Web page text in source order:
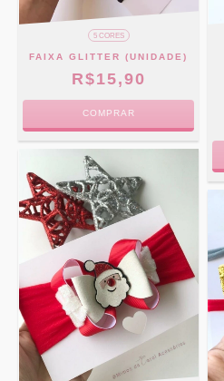
5 CORES
FAIXA GLITTER (UNIDADE)
R$15,90
COMPRAR